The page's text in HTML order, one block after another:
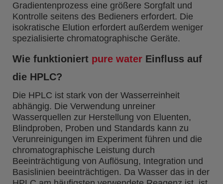
Gradientenprozess eine größere Sorgfalt und
Kontrolle seitens des Bedieners erfordert. Die
isokratische Elution erfordert außerdem weniger
spezialisierte chromatographische Geräte.
Wie funktioniert pure water Einfluss auf
die HPLC?
Die HPLC ist stark von der Wasserreinheit
abhängig. Die Verwendung unreiner
Wasserquellen zur Herstellung von Eluenten,
Blindproben, Proben und Standards kann zu
Verunreinigungen im Experiment führen und die
chromatographische Leistung durch
Beeinträchtigung von Auflösung, Integration und
Basislinien beeinträchtigen. Da Wasser das in der